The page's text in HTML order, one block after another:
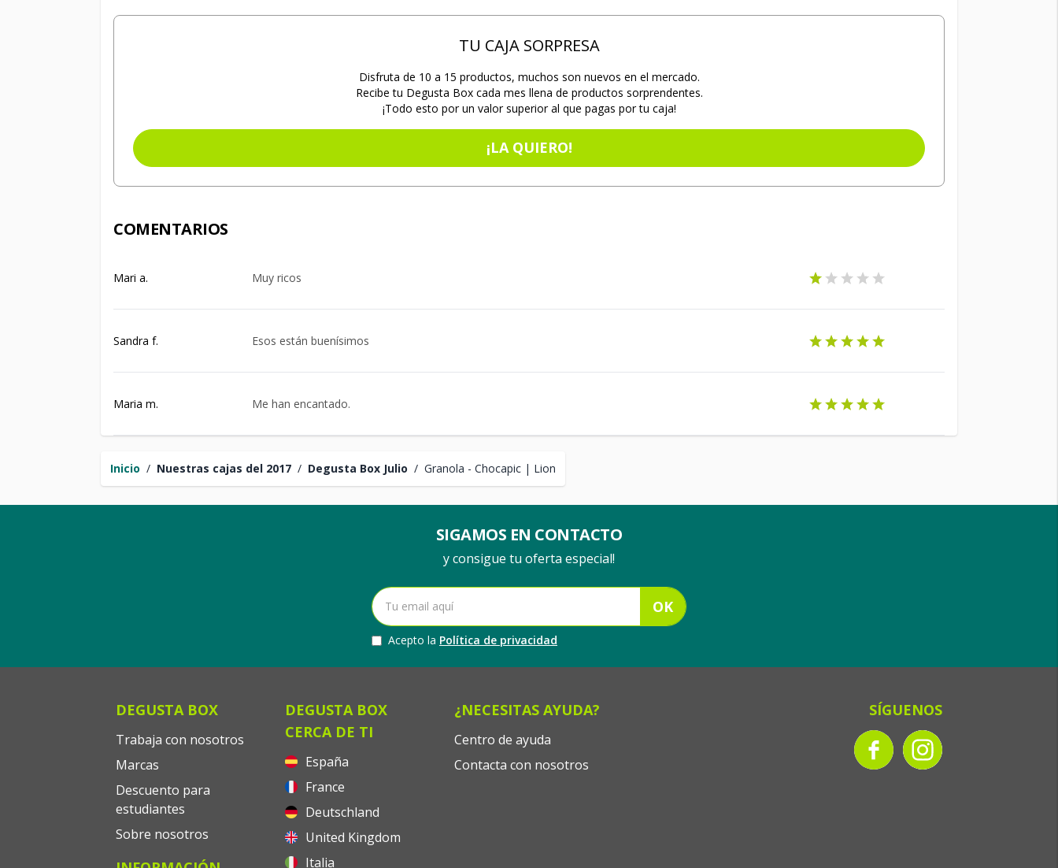
Inicio / Nuestras cajas del 2017 / Degusta Box Julio / Granola - Chocapic | Lion
TU CAJA SORPRESA
Disfruta de 10 a 15 productos, muchos son nuevos en el mercado.
Recibe tu Degusta Box cada mes llena de productos sorprendentes.
¡Todo esto por un valor superior al que pagas por tu caja!
¡LA QUIERO!
COMENTARIOS
Mari a. Muy ricos
Sandra f. Esos están buenísimos
Maria m. Me han encantado.
SIGAMOS EN CONTACTO
y consigue tu oferta especial!
OK
Acepto la Política de privacidad
DEGUSTA BOX
Trabaja con nosotros
Marcas
Descuento para
estudiantes
Sobre nosotros
DEGUSTA BOX
CERCA DE TI
España
France
Deutschland
United Kingdom
Italia
¿NECESITAS AYUDA?
Centro de ayuda
Contacta con nosotros
SÍGUENOS